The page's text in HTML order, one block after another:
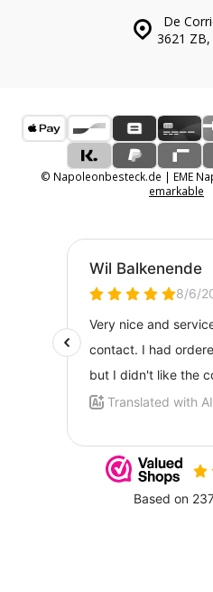
De
3621
© Napoleonbesteck.de | EME
emarkable